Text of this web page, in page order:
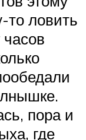
то ловить
пора и
где